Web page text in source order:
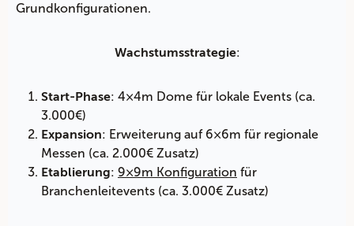
Grundkonfigurationen.
Wachstumsstrategie:
Start-Phase: 4×4m Dome für lokale Events (ca.
3.000€)
Expansion: Erweiterung auf 6×6m für regionale
Messen (ca. 2.000€ Zusatz)
Etablierung: 9×9m Konfiguration für
Branchenleitevents (ca. 3.000€ Zusatz)